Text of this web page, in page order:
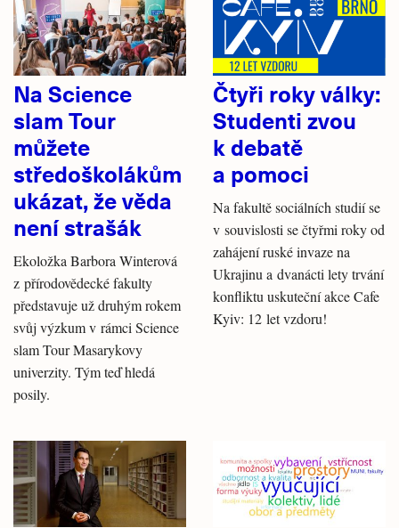
Na Science
slam Tour
můžete
středoškolákům
ukázat, že věda
není strašák
Ekoložka Barbora Winterová
z přírodovědecké fakulty
představuje už druhým rokem
svůj výzkum v rámci Science
slam Tour Masarykovy
univerzity. Tým teď hledá
posily.
Čtyři roky války:
Studenti zvou
k debatě
a pomoci
Na fakultě sociálních studií se
v souvislosti se čtyřmi roky od
zahájení ruské invaze na
Ukrajinu a dvanácti lety trvání
konfliktu uskuteční akce Cafe
Kyiv: 12 let vzdoru!